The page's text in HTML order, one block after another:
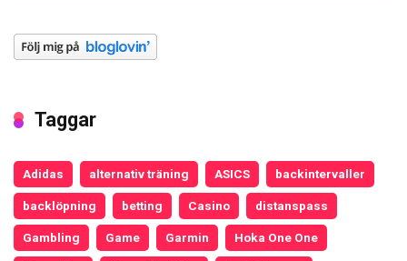
Taggar
Adidas alternativ träning ASICS backintervaller
backlöpning betting Casino distanspass
Gambling Game Garmin Hoka One One